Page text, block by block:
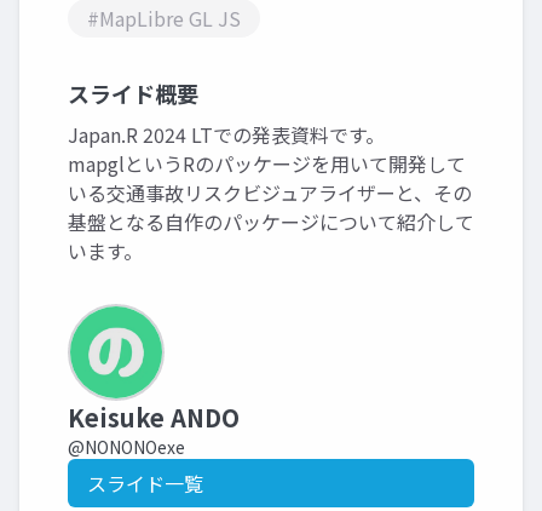
#MapLibre GL JS
スライド概要
Japan.R 2024 LTでの発表資料です。
mapglというRのパッケージを用いて開発して
いる交通事故リスクビジュアライザーと、その
基盤となる自作のパッケージについて紹介して
います。
Keisuke ANDO
@NONONOexe
スライド一覧